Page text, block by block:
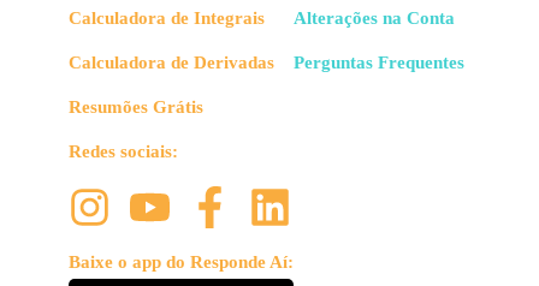
Calculadora de Integrais
Calculadora de Derivadas
Resumões Grátis
Redes sociais:
Baixe o app do Responde Aí:
Alterações na Conta
Perguntas Frequentes